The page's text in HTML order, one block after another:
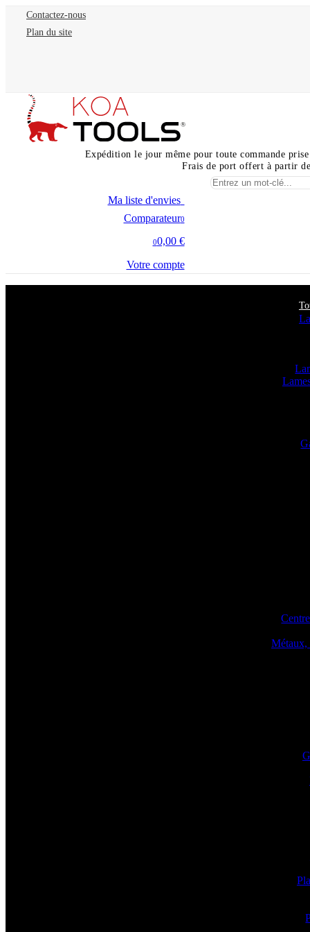
Contactez-nous
Plan du site
Expédition le jour même pour toute commande
Frais de port offert à partir
Ma liste d'envies0
Comparateur0
00,00 €
Votre compte
Métaux,